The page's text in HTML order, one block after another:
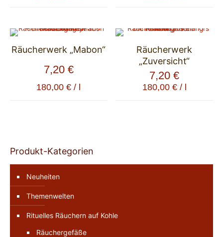
Räucherwerk „Mabon“
7,20 €
180,00€ / l
Räucherwerk
„Zuversicht“
7,20€
180,00 €/ l
Produkt-Kategorien
Neuheiten
Themenwelten
Rituelles Räuchern auf Kohle
Räuchergefäße